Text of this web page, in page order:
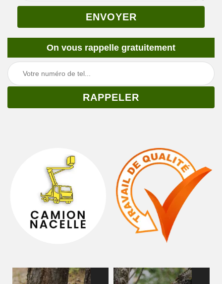
On vous rappelle gratuitement